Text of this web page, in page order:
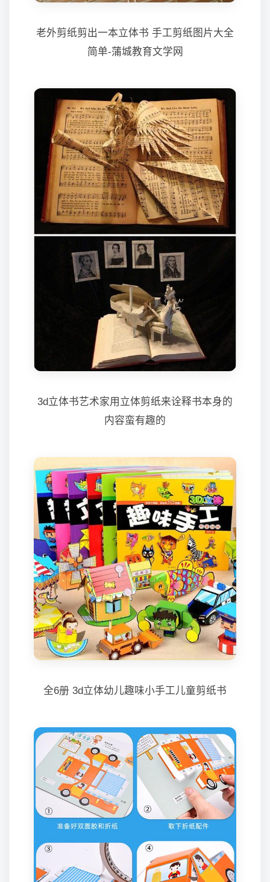
老外剪纸剪出一本立体书 手工剪纸图片大全
简单-蒲城教育文学网
3d立体书艺术家用立体剪纸来诠释书本身的
内容蛮有趣的
全6册 3d立体幼儿趣味小手工儿童剪纸书